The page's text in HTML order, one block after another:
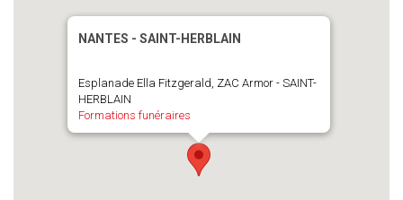
NANTES - SAINT-HERBLAIN
Esplanade Ella Fitzgerald, ZAC Armor - SAINT-
HERBLAIN
Formations funéraires